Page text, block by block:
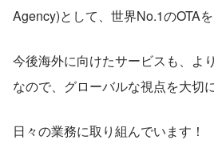
Agency)として、世界No.1のOTA
今後海外に向けたサービスも、よ
なので、グローバルな視点を大切
日々の業務に取り組んでいます！